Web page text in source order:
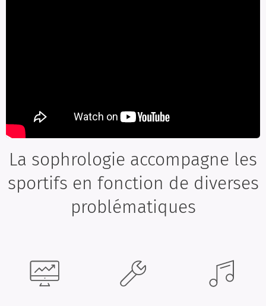
La sophrologie accompagne les
sportifs en fonction de diverses
problématiques